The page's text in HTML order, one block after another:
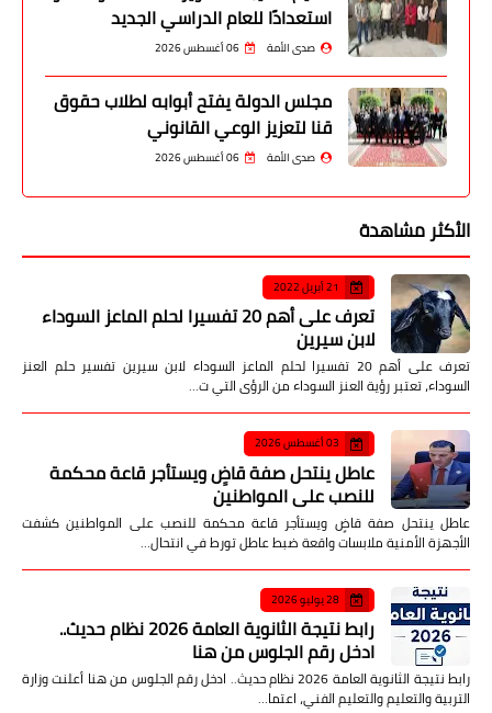
استعدادًا للعام الدراسي الجديد
صدى الأمة 06 أغسطس 2026
مجلس الدولة يفتح أبوابه لطلاب حقوق
قنا لتعزيز الوعي القانوني
صدى الأمة 06 أغسطس 2026
الأكثر مشاهدة
21 أبريل 2022
تعرف على أهم 20 تفسيرا لحلم الماعز السوداء
لابن سيرين
تعرف على أهم 20 تفسيرا لحلم الماعز السوداء لابن سيرين تفسير حلم العنز
السوداء، تعتبر رؤية العنز السوداء من الرؤى التي ت…
03 أغسطس 2026
عاطل ينتحل صفة قاضٍ ويستأجر قاعة محكمة
للنصب على المواطنين
عاطل ينتحل صفة قاضٍ ويستأجر قاعة محكمة للنصب على المواطنين كشفت
الأجهزة الأمنية ملابسات واقعة ضبط عاطل تورط في انتحال…
28 يوليو 2026
رابط نتيجة الثانوية العامة 2026 نظام حديث..
ادخل رقم الجلوس من هنا
رابط نتيجة الثانوية العامة 2026 نظام حديث.. ادخل رقم الجلوس من هنا أعلنت وزارة
التربية والتعليم والتعليم الفني، اعتما…